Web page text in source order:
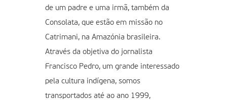
de um padre e uma irmã, também da
Consolata, que estão em missão no
Catrimani, na Amazónia brasileira.
Através da objetiva do jornalista
Francisco Pedro, um grande interessado
pela cultura indígena, somos
transportados até ao ano 1999,